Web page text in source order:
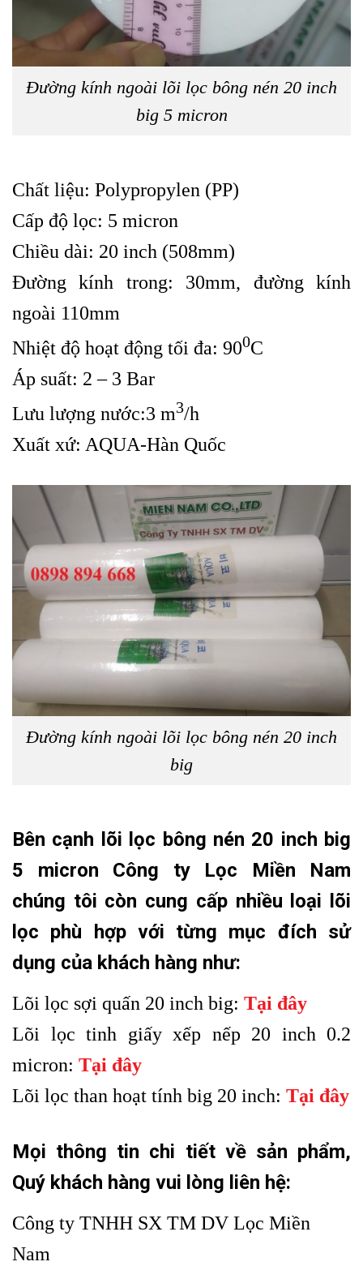
Đường kính ngoài lõi lọc bông nén 20 inch
big 5 micron
Chất liệu: Polypropylen (PP)
Cấp độ lọc: 5 micron
Chiều dài: 20 inch (508mm)
Đường kính trong: 30mm, đường kính
ngoài 110mm
Nhiệt độ hoạt động tối đa: 900C
Áp suất: 2 – 3 Bar
Lưu lượng nước:3 m3/h
Xuất xứ: AQUA-Hàn Quốc
Đường kính ngoài lõi lọc bông nén 20 inch
big
Bên cạnh lõi lọc bông nén 20 inch big
5 micron Công ty Lọc Miền Nam
chúng tôi còn cung cấp nhiều loại lõi
lọc phù hợp với từng mục đích sử
dụng của khách hàng như:
Lõi lọc sợi quấn 20 inch big: Tại đây
Lõi lọc tinh giấy xếp nếp 20 inch 0.2
micron: Tại đây
Lõi lọc than hoạt tính big 20 inch: Tại đây
Mọi thông tin chi tiết về sản phẩm,
Quý khách hàng vui lòng liên hệ:
Công ty TNHH SX TM DV Lọc Miền
Nam